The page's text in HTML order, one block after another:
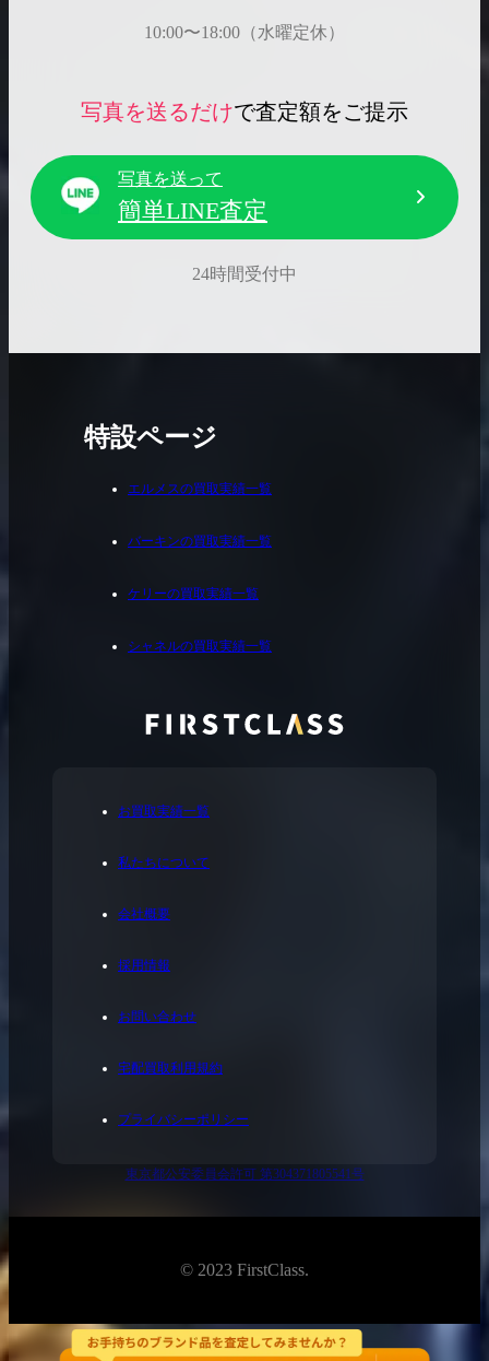
10:00〜18:00（水曜定休）
写真を送るだけで査定額をご提示
写真を送って
簡単LINE査定
24時間受付中
お買取実績一覧
私たちについて
会社概要
採用情報
お問い合わせ
宅配買取利用規約
プライバシーポリシー
東京都公安委員会許可 第304371805541号
特設ページ
エルメスの買取実績一覧
バーキンの買取実績一覧
ケリーの買取実績一覧
シャネルの買取実績一覧
© 2023 FirstClass.